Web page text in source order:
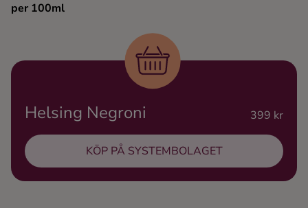
Whisky
per 100ml
Helsing Negroni 399 kr
KÖP PÅ SYSTEMBOLAGET